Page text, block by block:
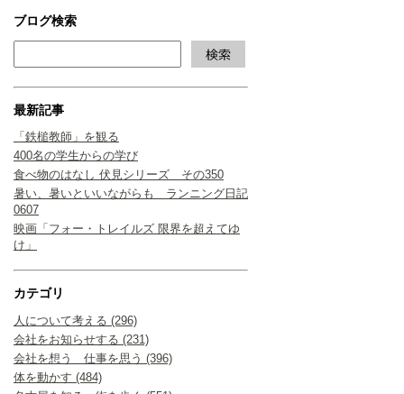
ブログ検索
最新記事
「鉄槌教師」を観る
400名の学生からの学び
食べ物のはなし 伏見シリーズ その350
暑い、暑いといいながらも ランニング日記
0607
映画「フォー・トレイルズ 限界を超えてゆ
け」
カテゴリ
人について考える (296)
会社をお知らせする (231)
会社を想う 仕事を思う (396)
体を動かす (484)